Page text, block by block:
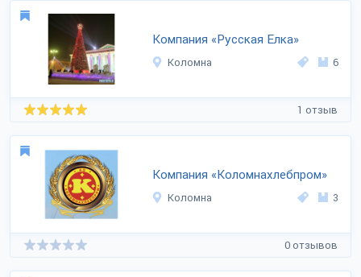
Компания «Русская Елка»
Коломна 6
1 отзыв
Компания «Коломнахлебпром»
Коломна 3
0 отзывов